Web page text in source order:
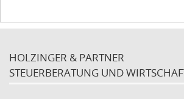
HOLZINGER & PARTNER
STEUERBERATUNG UND